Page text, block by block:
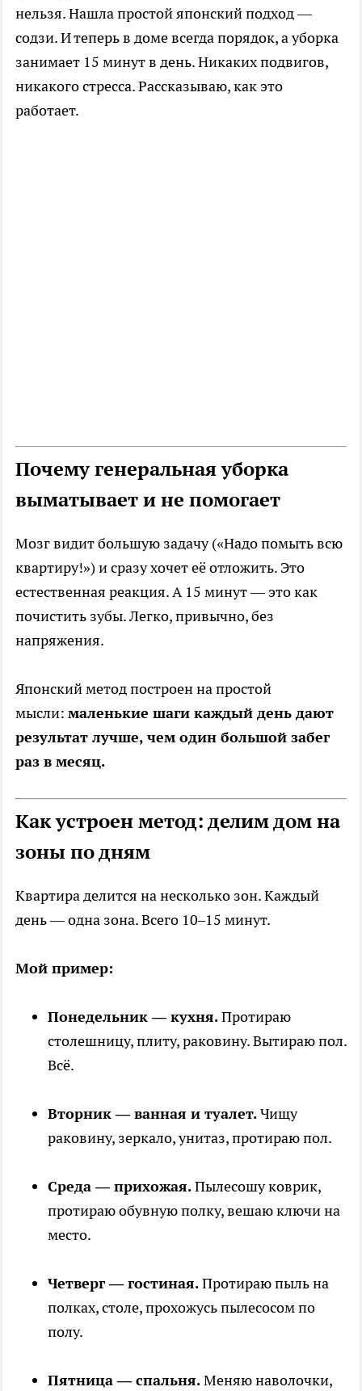
нельзя. Нашла простой японский подход —
содзи. И теперь в доме всегда порядок, а уборка
занимает 15 минут в день. Никаких подвигов,
никакого стресса. Рассказываю, как это
работает.
Почему генеральная уборка
выматывает и не помогает
Мозг видит большую задачу («Надо помыть всю
квартиру!») и сразу хочет её отложить. Это
естественная реакция. А 15 минут — это как
почистить зубы. Легко, привычно, без
напряжения.
Японский метод построен на простой
мысли: маленькие шаги каждый день дают
результат лучше, чем один большой забег
раз в месяц.
Как устроен метод: делим дом на
зоны по дням
Квартира делится на несколько зон. Каждый
день — одна зона. Всего 10–15 минут.
Мой пример:
Понедельник — кухня.Протираю
столешницу, плиту, раковину. Вытираю пол.
Всё.
Вторник — ванная и туалет.Чищу
раковину, зеркало, унитаз, протираю пол.
Среда — прихожая.Пылесошу коврик,
протираю обувную полку, вешаю ключи на
место.
Четверг — гостиная.Протираю пыль на
полках, столе, прохожусь пылесосом по
полу.
Пятница — спальня.Меняю наволочки,